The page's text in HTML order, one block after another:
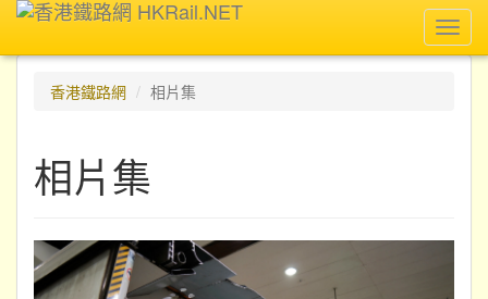
香港鐵路網
相片集
相片集